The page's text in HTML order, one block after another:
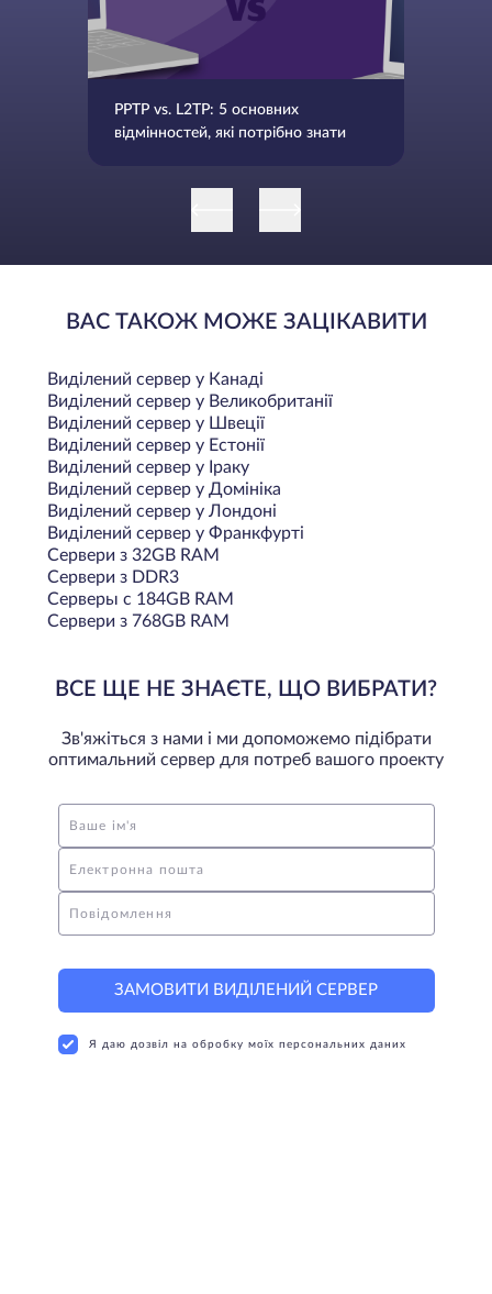
PPTP vs. L2TP: 5 основних
відмінностей, які потрібно знати
ВАС ТАКОЖ МОЖЕ ЗАЦІКАВИТИ
Виділений сервер у Канаді
Виділений сервер у Великобританії
Виділений сервер у Швеції
Виділений сервер у Естонії
Виділений сервер у Іраку
Виділений сервер у Домініка
Виділений сервер у Лондоні
Виділений сервер у Франкфурті
Сервери з 32GB RAM
Сервери з DDR3
Серверы с 184GB RAM
Сервери з 768GB RAM
ВСЕ ЩЕ НЕ ЗНАЄТЕ, ЩО ВИБРАТИ?
Зв'яжіться з нами і ми допоможемо підібрати
оптимальний сервер для потреб вашого проекту
Ваше ім'я
Електронна пошта
Повідомлення
ЗАМОВИТИ ВИДІЛЕНИЙ СЕРВЕР
Я даю дозвіл на обробку моїх персональних даних